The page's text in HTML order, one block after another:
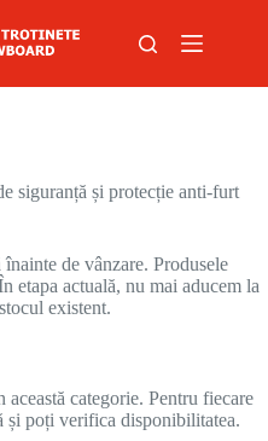
siguranță și protecție anti-furt
de vânzare. Produsele
etapa actuală, nu mai aducem la
existent.
categorie. Pentru fiecare
și poți verifica disponibilitatea.